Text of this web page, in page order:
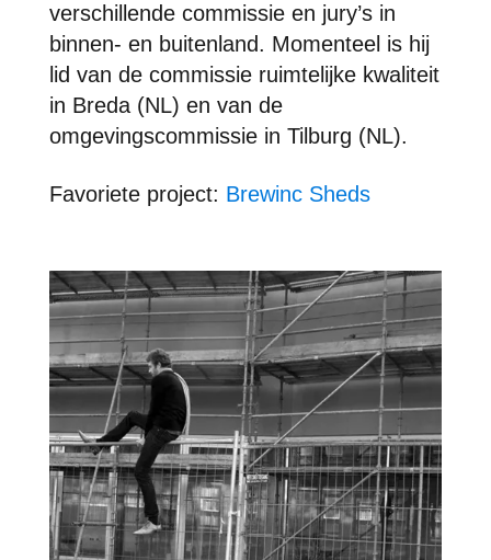
verschillende commissie en jury’s in
binnen- en buitenland. Momenteel is hij
lid van de commissie ruimtelijke kwaliteit
in Breda (NL) en van de
omgevingscommissie in Tilburg (NL).
Favoriete project: Brewinc Sheds